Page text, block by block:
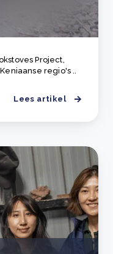
Project,
regio's ..
Lees artikel